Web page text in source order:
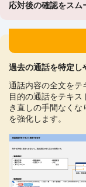
応対後の確認をスム
過去の通話を特定し
通話内容の全文をテ
目的の通話をテキ
き直しの手間なく
を強化します。